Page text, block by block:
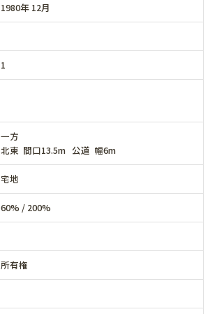
1980年 12月
1
一方
北東 間口13.5m 公道 幅6m
宅地
60% / 200%
所有権